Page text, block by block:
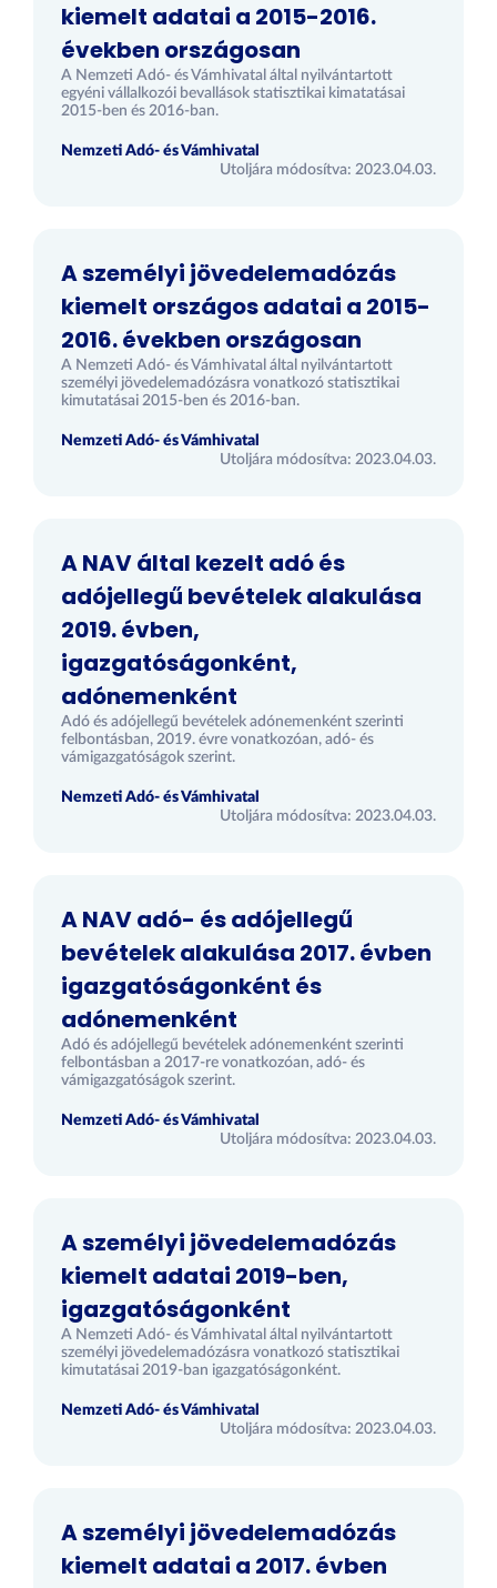
kiemelt adatai a 2015-2016.
években országosan
A Nemzeti Adó- és Vámhivatal által nyilvántartott
egyéni vállalkozói bevallások statisztikai kimatatásai
2015-ben és 2016-ban.
Nemzeti Adó- és Vámhivatal
Utoljára módosítva: 2023.04.03.
A személyi jövedelemadózás
kiemelt országos adatai a 2015-
2016. években országosan
A Nemzeti Adó- és Vámhivatal által nyilvántartott
személyi jövedelemadózásra vonatkozó statisztikai
kimutatásai 2015-ben és 2016-ban.
Nemzeti Adó- és Vámhivatal
Utoljára módosítva: 2023.04.03.
A NAV által kezelt adó és
adójellegű bevételek alakulása
2019. évben,
igazgatóságonként,
adónemenként
Adó és adójellegű bevételek adónemenként szerinti
felbontásban, 2019. évre vonatkozóan, adó- és
vámigazgatóságok szerint.
Nemzeti Adó- és Vámhivatal
Utoljára módosítva: 2023.04.03.
A NAV adó- és adójellegű
bevételek alakulása 2017. évben
igazgatóságonként és
adónemenként
Adó és adójellegű bevételek adónemenként szerinti
felbontásban a 2017-re vonatkozóan, adó- és
vámigazgatóságok szerint.
Nemzeti Adó- és Vámhivatal
Utoljára módosítva: 2023.04.03.
A személyi jövedelemadózás
kiemelt adatai 2019-ben,
igazgatóságonként
A Nemzeti Adó- és Vámhivatal által nyilvántartott
személyi jövedelemadózásra vonatkozó statisztikai
kimutatásai 2019-ban igazgatóságonként.
Nemzeti Adó- és Vámhivatal
Utoljára módosítva: 2023.04.03.
A személyi jövedelemadózás
kiemelt adatai a 2017. évben